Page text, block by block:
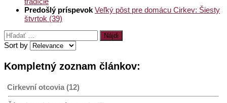
Predošlý príspevok Veľký pôst pre domácu Cirkev: Šiesty
štvrtok (39)
Hľadať:
Sort by
Kompletný zoznam článkov:
Cirkevní otcovia (12)